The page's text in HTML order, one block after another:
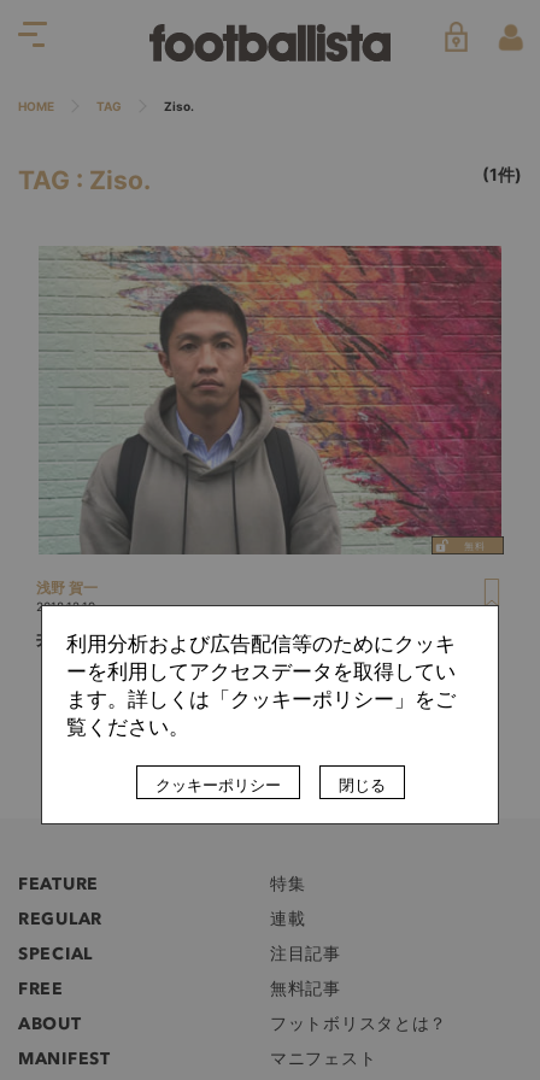
HOME TAG Ziso.
TAG : Ziso. (1件)
浅野 賀一
2018.12.19
井筒陸也の挑戦。Jリーガーがコミュニティを創設した理由
FEATURE
特集
REGULAR
連載
SPECIAL
注目記事
FREE
無料記事
ABOUT
フットボリスタとは？
MANIFEST
マニフェスト
利用分析および広告配信等のためにクッキ
ーを利用してアクセスデータを取得してい
ます。詳しくは「クッキーポリシー」をご
覧ください。
クッキーポリシー 閉じる